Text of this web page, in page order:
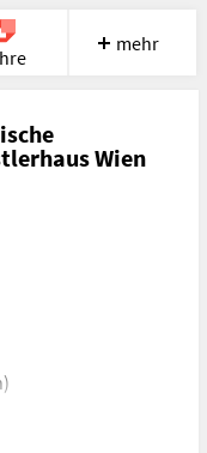
mehr
Wien